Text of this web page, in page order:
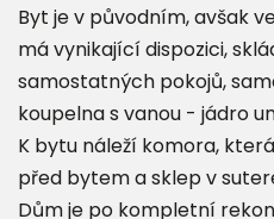
Byt je v původním, avšak
má vynikající dispozici,
samostatných pokojů,
koupelna s vanou - jádro
K bytu náleží komora,
před bytem a sklep v
Dům je po kompletní